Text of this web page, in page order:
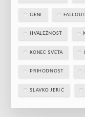
GENI FALLOUT
HVALEŽNOST
KONEC SVETA
PRIHODNOST
SLAVKO JERIČ